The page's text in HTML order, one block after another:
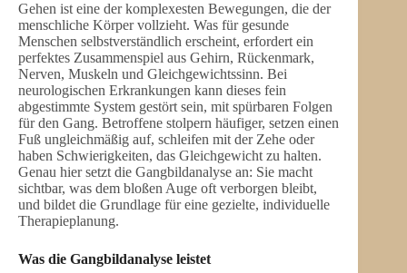
Gehen ist eine der komplexesten Bewegungen, die der
menschliche Körper vollzieht. Was für gesunde
Menschen selbstverständlich erscheint, erfordert ein
perfektes Zusammenspiel aus Gehirn, Rückenmark,
Nerven, Muskeln und Gleichgewichtssinn. Bei
neurologischen Erkrankungen kann dieses fein
abgestimmte System gestört sein, mit spürbaren Folgen
für den Gang. Betroffene stolpern häufiger, setzen einen
Fuß ungleichmäßig auf, schleifen mit der Zehe oder
haben Schwierigkeiten, das Gleichgewicht zu halten.
Genau hier setzt die Gangbildanalyse an: Sie macht
sichtbar, was dem bloßen Auge oft verborgen bleibt,
und bildet die Grundlage für eine gezielte, individuelle
Therapieplanung.
Was die Gangbildanalyse leistet